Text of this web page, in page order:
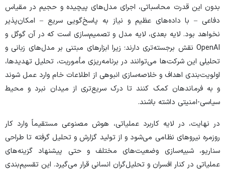
بدون این قدرت محاسباتی، اجرای مدل‌های پیچیده و حجیم در مقیاس
دفاعی – با داده‌های عظیم و نیاز به پاسخ‌گویی سریع – امکان‌پذیر
نخواهد بود. لایه بعدی، لایه مدل و تصمیم‌سازی است که در آن گوگل و
OpenAI نقش برجسته‌تری دارند؛ زیرا ابزار‌های مبتنی بر مدل‌های زبانی و
تحلیلی این شرکت‌ها می‌توانند در برنامه‌ریزی مأموریت، تحلیل تهدیدها،
اولویت‌بندی اهداف و خلاصه‌سازی انبوهی از اطلاعات خام وارد عمل شوند
و به فرماندهان کمک کنند تا درک سریع‌تری از میدان نبرد و محیط
سیاسی-امنیتی داشته باشند.
در نهایت، در لایه کاربرد عملیاتی، هوش مصنوعی مستقیماً وارد کار
روزمره نیرو‌های نظامی می‌شود و از تولید گزارش و تحلیل گرفته تا طراحی
سناریو، شبیه‌سازی وضعیت‌های مختلف و حتی پیشنهاد گزینه‌های
عملیاتی در کنار افسران و تحلیل‌گران انسانی قرار می‌گیرد. این تقسیم‌بندی